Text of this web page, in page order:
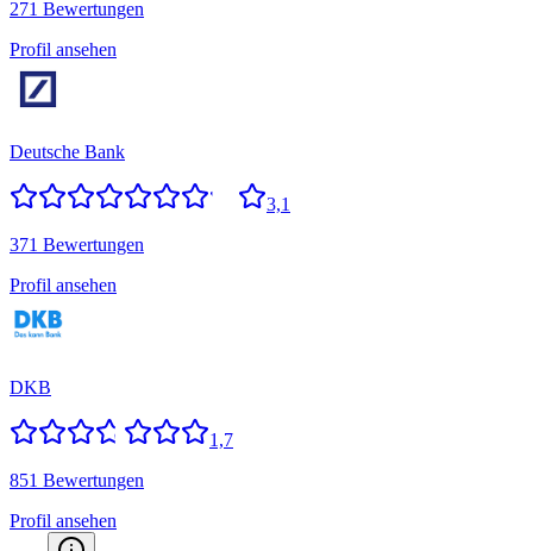
271 Bewertungen
Profil ansehen
Deutsche Bank
3,1
371 Bewertungen
Profil ansehen
DKB
1,7
851 Bewertungen
Profil ansehen